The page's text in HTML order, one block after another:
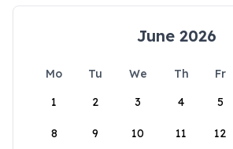
June 2026
Mo Tu We Th Fr
1
2 3 4 5
8 9 10 11 12